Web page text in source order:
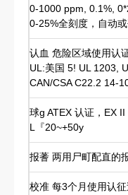
0-1000 ppm, 0.1%,
0-25%全刻度，自动
认血 危险区域使用认
UL:美国 5! UL 1203,
CAN/CSA C22.2 14-
球g ATEX 认证，EX
L『20~+50y
报蓍 两用尸町配直的
校准 每3个月使用认